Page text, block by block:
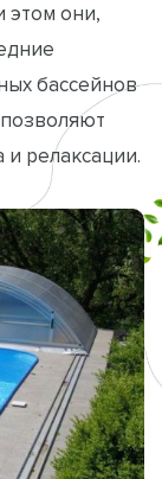
этом они,
бассейнов
позволяют
релаксации.